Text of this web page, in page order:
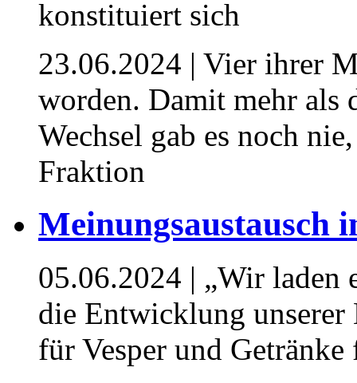
23.06.2024 | Vier ihrer
worden. Damit mehr als
Wechsel gab es noch
Fraktion
Meinungsaustausch
05.06.2024 | „Wir laden
die Entwicklung unserer
für Vesper und